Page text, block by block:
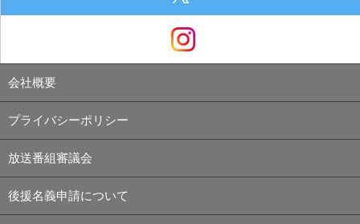
会社概要
プライバシーポリシー
放送番組審議会
後援名義申請について